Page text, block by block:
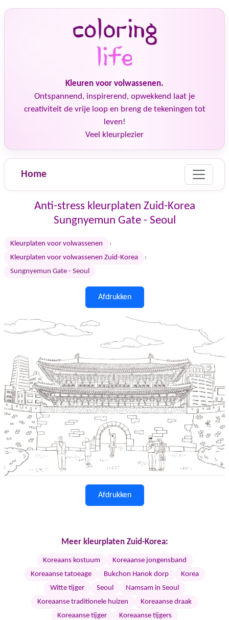
Kleuren voor volwassenen.
Ontspannend, inspirerend, opwekkend laat je
creativiteit de vrije loop en breng de tekeningen tot
leven!
Veel kleurplezier
Home
Anti-stress kleurplaten Zuid-Korea
Sungnyemun Gate - Seoul
Kleurplaten voor volwassenen ›
Kleurplaten voor volwassenen Zuid-Korea ›
Sungnyemun Gate - Seoul
Afdrukken
Afdrukken
Meer kleurplaten Zuid-Korea:
Koreaans kostuum
Koreaanse jongensband
Koreaanse tatoeage
Bukchon Hanok dorp
Korea
Witte tijger
Seoul
Namsam in Seoul
Koreaanse traditionele huizen
Koreaanse draak
Koreaanse tijger
Koreaanse tijgers